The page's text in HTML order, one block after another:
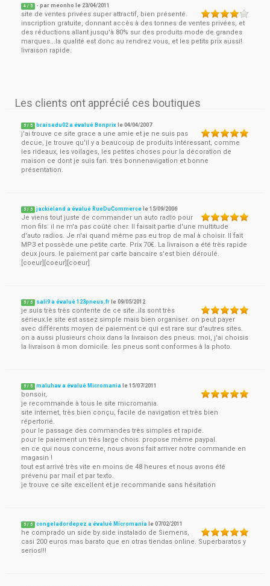
4 / 5 - parmeonho le 23/04/2011
site de ventes privées super attractif, bien présenté.
inscription gratuite, donnant accès à des tonnes de ventes privées, et
des réductions allant jusqu'à 80% sur des produits mode de grandes
marques...la qualité est donc au rendrez vous, et les petits prix aussi!
livraison rapide.
Les clients ont apprécié ces boutiques
5 / 5 braisedu02 a évalué Bonprix le04/04/2007
j'ai trouve ce site grace a une amie et je ne suis pas
decue, je trouve qu'il y a beaucoup de produits intéressant, comme
les rideaux, les voilages, les petites choses pour la décoration de
maison ce dont je suis fan. trés bonnenavigation et bonne
présentation.
5 / 5 jackieland a évalué RueDuCommerce le15/09/2006
Je viens tout juste de commander un auto radio pour
mon fils. il ne m'a pas coûté cher. Il faisait partie d'une multitude
d'auto radios. Je n'ai quand même pas eu trop de mal à choisir. Il fait
MP3 et possède une petite carte. Prix 70€. La livraison a été très rapide
deux jours. le paiement par carte bancaire s'est bien déroulé.
[coeur][coeur][coeur]
5 / 5 sali9 a évalué 123pneus.fr le09/05/2012
je suis très très contente de ce site .ils sont très
sérieux.le site est assez simple mais bien organiser. on peut payer
avec différents moyen de paiement ce qui est rare sur d'autres sites.
on a aussi plusieurs choix dans la livraison des pneus. moi, j'ai choisis
la livraison à mon domicile. les pneus sont conformes à la photo.
5 / 5 maluhav a évalué Micromania le15/07/2011
bonsoir,
je recommande à tous le site micromania.
site internet, très bien conçu, facile de navigation et très bien
répertorié.
pour le passage des commandes très simples et rapide.
pour le paiement un très large chois. propose même paypal.
en ce qui nous concerne, nous avons fait arriver notre commande en
magasin !
tout est arrivé très vite en moins de 48 heures et nous avons été
prévenu par mail et par texto.
je trouve ce site excellent et je recommande sans hésitation
5 / 5 congeladordepez a évalué Micromania le07/02/2011
he comprado un side by side instalado de Siemens,
casi 200 euros mas barato que en otras tiendas online. Superbaratos y
serios!!!